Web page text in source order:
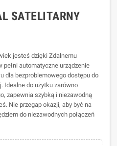
SATELITARNY
jesteś dzięki Zdalnemu
pełni automatyczne urządzenie
dla bezproblemowego dostępu do
Idealne do użytku zarówno
zapewnia szybką i niezawodną
Nie przegap okazji, aby być na
do niezawodnych połączeń